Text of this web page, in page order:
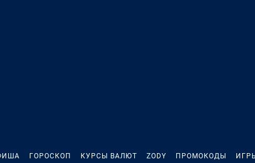
ГОРОСКОП КУРСЫ ВАЛЮТ ZODY ПРОМОКОДЫ ИГРЫ